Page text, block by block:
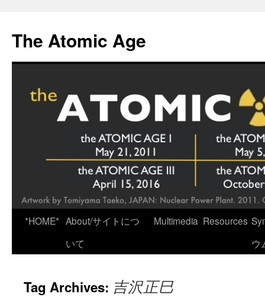
content
The Atomic Age
*HOME* About/サイトにつ
いて
Multimedia Resources
ウ
Tag Archives: 吉沢正巳